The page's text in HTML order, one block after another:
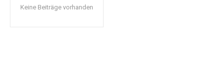
Keine Beiträge vorhanden